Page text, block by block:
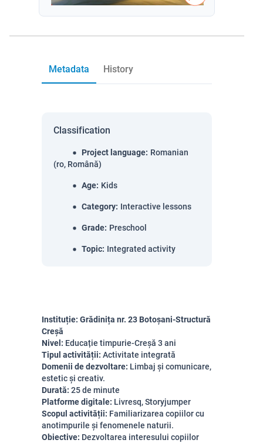
Metadata History
Classification
Project language: Romanian
(ro, Română)
Age: Kids
Category: Interactive lessons
Grade: Preschool
Topic: Integrated activity
Instituție: Grădinița nr. 23 Botoșani-Structură
Creșă
Nivel: Educație timpurie-Creșă 3 ani
Tipul activității: Activitate integrată
Domenii de dezvoltare: Limbaj și comunicare,
estetic și creativ.
Durată: 25 de minute
Platforme digitale: Livresq, Storyjumper
Scopul activității: Familiarizarea copiilor cu
anotimpurile și fenomenele naturii.
Obiective: Dezvoltarea interesului copiilor